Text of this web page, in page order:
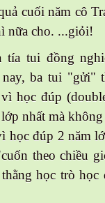
cuối năm cô
nữa cho. ...giỏi!
tui đồng
ba tui "gửi"
học đúp
nhất mà
học đúp 2 năm
theo chiều
học trò học